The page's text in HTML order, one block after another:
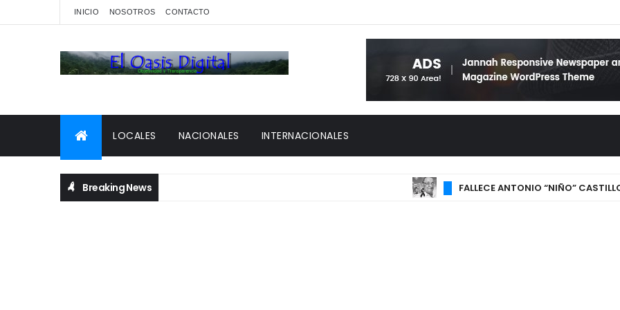
INICIO NOSOTROS CONTACTO
LOCALES NACIONALES INTERNACIONALES
Breaking News FALLECE ANTONIO “NIÑO” CASTILLO,